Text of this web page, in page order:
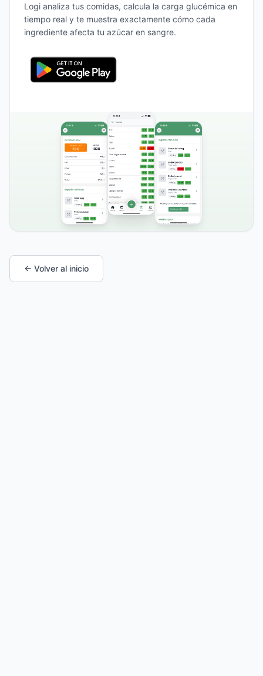
Logi analiza tus comidas, calcula la carga glucémica en
tiempo real y te muestra exactamente cómo cada
ingrediente afecta tu azúcar en sangre.
← Volver al inicio